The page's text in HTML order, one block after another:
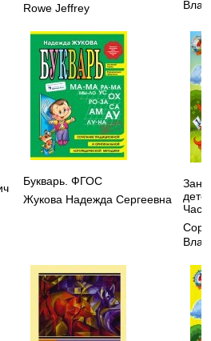
Rowe Jeffrey
Букварь. ФГОС
Жукова Надежда Сергеевна